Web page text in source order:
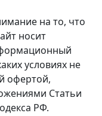
на то, что
носит
условиях не
офертой,
Статьи
РФ.